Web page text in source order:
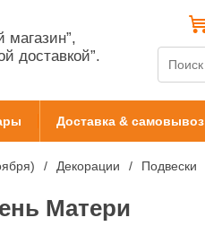
магазин”,
доставкой”.
Доставка & самовывоз
Декорации Подвески
Матери